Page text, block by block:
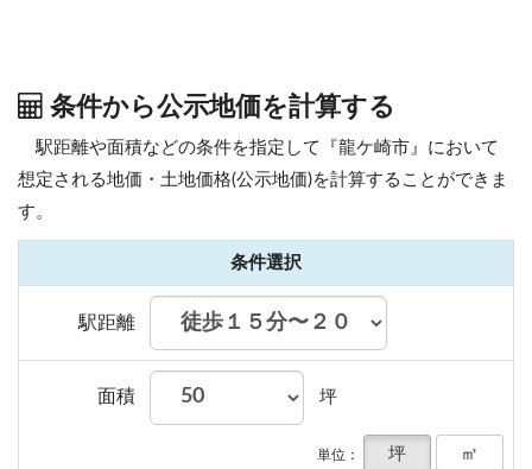
条件から公示地価を計算する
駅距離や面積などの条件を指定して『龍ケ崎市』において
想定される地価・土地価格(公示地価)を計算することができま
す。
条件選択
駅距離
面積 坪
単位： 坪 ㎡